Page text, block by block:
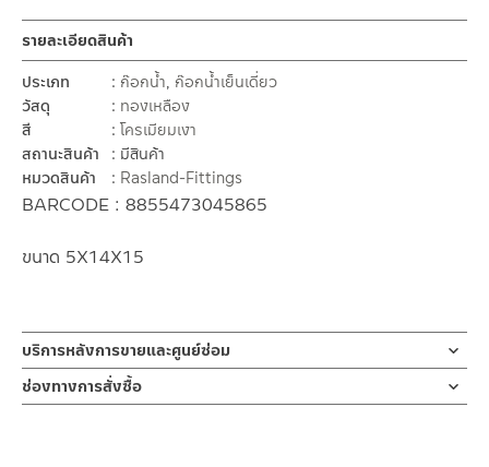
รายละเอียดสินค้า
ประเภท
ก๊อกน้ำ, ก๊อกน้ำเย็นเดี่ยว
วัสดุ
ทองเหลือง
สี
โครเมียมเงา
สถานะสินค้า
มีสินค้า
หมวดสินค้า
Rasland-Fittings
BARCODE : 8855473045865
ขนาด 5X14X15
บริการหลังการขายและศูนย์ซ่อม
ช่องทางออนไลน์
– Email: contact@charnpaiboon.com
ช่องทางการสั่งซื้อ